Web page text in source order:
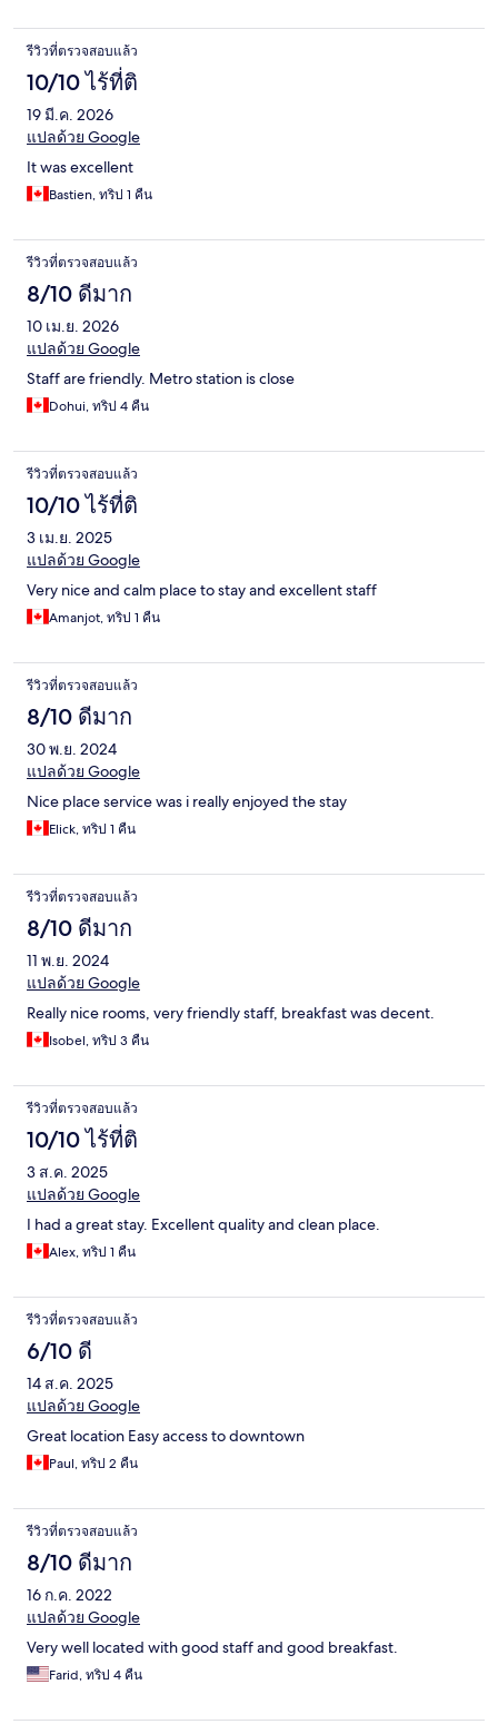
รีวิวที่ตรวจสอบแล้ว
10/10 ไร้ที่ติ
19 มี.ค. 2026
แปลด้วย Google
It was excellent
Bastien, ทริป 1 คืน
รีวิวที่ตรวจสอบแล้ว
8/10 ดีมาก
10 เม.ย. 2026
แปลด้วย Google
Staff are friendly. Metro station is close
Dohui, ทริป 4 คืน
รีวิวที่ตรวจสอบแล้ว
10/10 ไร้ที่ติ
3 เม.ย. 2025
แปลด้วย Google
Very nice and calm place to stay and excellent staff
Amanjot, ทริป 1 คืน
รีวิวที่ตรวจสอบแล้ว
8/10 ดีมาก
30 พ.ย. 2024
แปลด้วย Google
Nice place service was i really enjoyed the stay
Elick, ทริป 1 คืน
รีวิวที่ตรวจสอบแล้ว
8/10 ดีมาก
11 พ.ย. 2024
แปลด้วย Google
Really nice rooms, very friendly staff, breakfast was decent.
Isobel, ทริป 3 คืน
รีวิวที่ตรวจสอบแล้ว
10/10 ไร้ที่ติ
3 ส.ค. 2025
แปลด้วย Google
I had a great stay. Excellent quality and clean place.
Alex, ทริป 1 คืน
รีวิวที่ตรวจสอบแล้ว
6/10 ดี
14 ส.ค. 2025
แปลด้วย Google
Great location Easy access to downtown
Paul, ทริป 2 คืน
รีวิวที่ตรวจสอบแล้ว
8/10 ดีมาก
16 ก.ค. 2022
แปลด้วย Google
Very well located with good staff and good breakfast.
Farid, ทริป 4 คืน